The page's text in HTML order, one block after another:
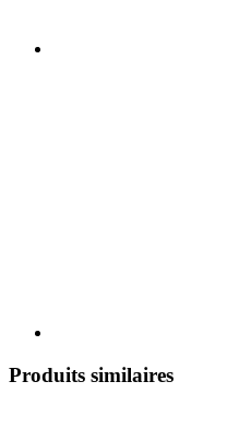
Produits similaires